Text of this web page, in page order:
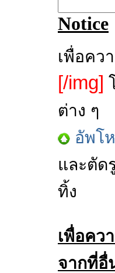
Notice
เพื่อคว
[/img]
ต่าง ๆ
อัพโ
และตัด
ทิ้ง
เพื่อคว
จากที่อื่